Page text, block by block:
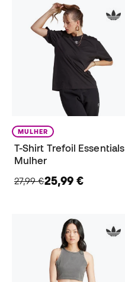
MULHER
T-Shirt Trefoil Essentials
Mulher
27,99 €25,99 €